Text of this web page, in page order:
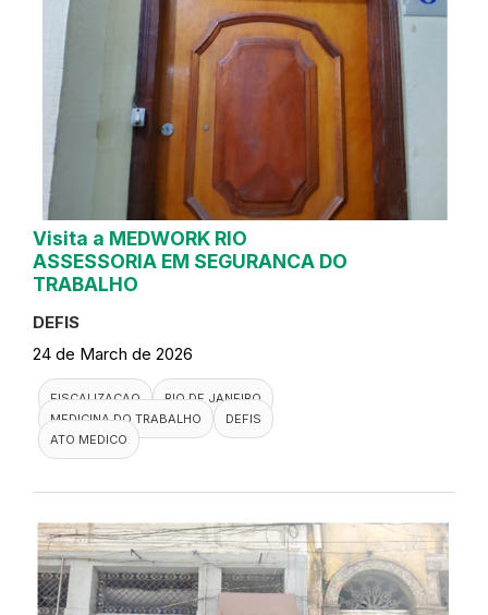
Visita a MEDWORK RIO
ASSESSORIA EM SEGURANCA DO
TRABALHO
DEFIS
24 de March de 2026
FISCALIZACAO
RIO DE JANEIRO
MEDICINA DO TRABALHO
DEFIS
ATO MEDICO